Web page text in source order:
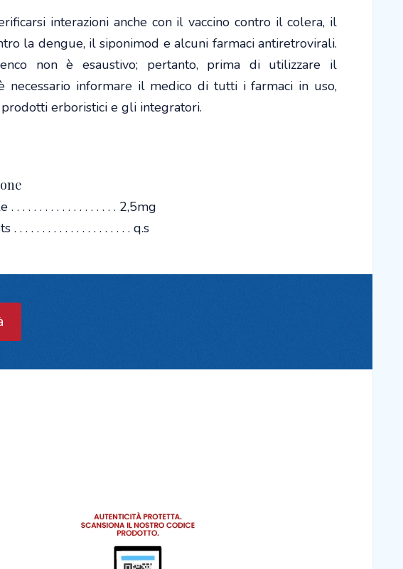
interazioni anche con il vaccino contro il colera, il
la dengue, il siponimod e alcuni farmaci antiretrovirali.
non è esaustivo; pertanto, prima di utilizzare il
necessario informare il medico di tutti i farmaci in uso,
erboristici e gli integratori.
. . . . . . . . . . . . . . . . . . 2,5mg
. . . . . . . . . . . . . . . . . . . . q.s